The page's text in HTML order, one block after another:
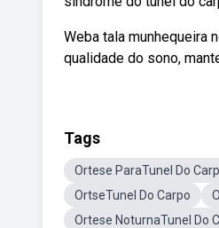
Weba tala munhequeira
qualidade do sono,
Tags
Ortese ParaTunel Do
OrtseTunel Do Carpo
Ortese NoturnaTunel Do